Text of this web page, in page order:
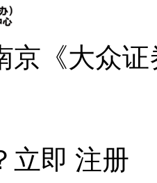
京《大众
立即 注册